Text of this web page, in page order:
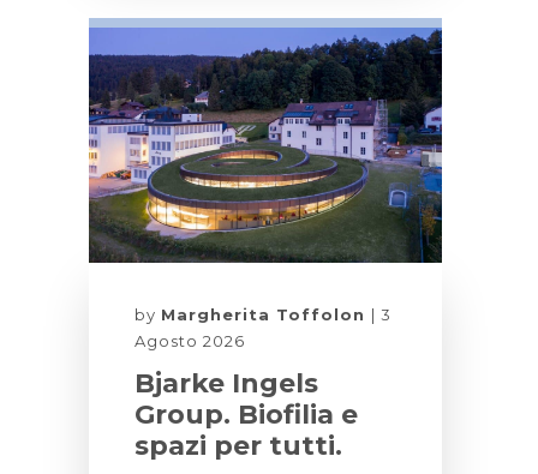
by Margherita Toffolon
3
Agosto 2026
Bjarke Ingels
Group. Biofilia e
spazi per tutti.